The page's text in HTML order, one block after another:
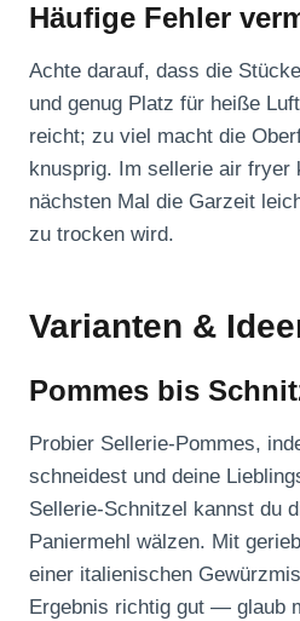
Häufige Fehler
Achte darauf, dass die
und genug Platz für heiße
reicht; zu viel macht die
knusprig. Im sellerie air fryer
nächsten Mal die Garzeit
zu trocken wird.
Varianten &
Pommes bis
Probier Sellerie-Pommes,
schneidest und deine
Sellerie-Schnitzel kannst du
Paniermehl wälzen. Mit
einer italienischen
Ergebnis richtig gut — glaub